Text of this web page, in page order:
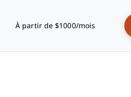
À partir de $1000/mois